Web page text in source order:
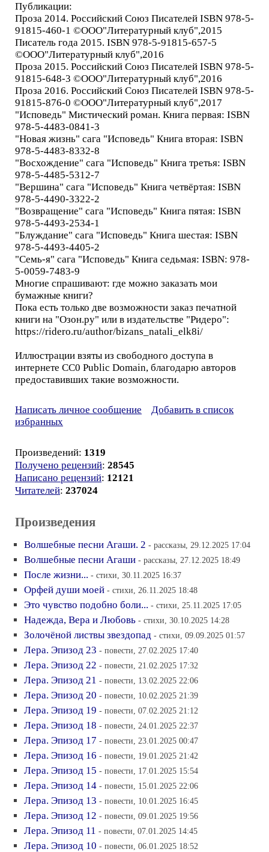
Публикации:
Проза 2014. Российский Союз Писателей ISBN 978-5-
91815-460-1 ©ООО"Литературный клуб",2015
Писатель года 2015. ISBN 978-5-91815-657-5
©ООО"Литературный клуб",2016
Проза 2015. Российский Союз Писателей ISBN 978-5-
91815-648-3 ©ООО"Литературный клуб",2016
Проза 2016. Российский Союз Писателей ISBN 978-5-
91815-876-0 ©ООО"Литературный клуб",2017
"Исповедь" Мистический роман. Книга первая: ISBN
978-5-4483-0841-3
"Новая жизнь" сага "Исповедь" Книга вторая: ISBN
978-5-4483-8332-8
"Восхождение" сага "Исповедь" Книга третья: ISBN
978-5-4485-5312-7
"Вершина" сага "Исповедь" Книга четвёртая: ISBN
978-5-4490-3322-2
"Возвращение" сага "Исповедь" Книга пятая: ISBN
978-5-4493-2534-1
"Блуждание" сага "Исповедь" Книга шестая: ISBN
978-5-4493-4405-2
"Семь-я" сага "Исповедь" Книга седьмая: ISBN: 978-
5-0059-7483-9
Многие спрашивают: где можно заказать мои
бумажные книги?
Пока есть только две возможности заказ печатной
книги на "Озон.ру" или в издательстве "Ридеро":
https://ridero.ru/author/bizans_natali_elk8i/
Иллюстрации взяты из свободного доступа в
интернете CC0 Public Domain, благодарю авторов
предоставивших такие возможности.
Написать личное сообщение
Добавить в список
избранных
Произведений: 1319
Получено рецензий: 28545
Написано рецензий: 12121
Читателей: 237024
Произведения
Волшебные песни Агаши. 2 - рассказы, 29.12.2025 17:04
Волшебные песни Агаши - рассказы, 27.12.2025 18:49
После жизни... - стихи, 30.11.2025 16:37
Орфей души моей - стихи, 26.11.2025 18:48
Это чувство подобно боли... - стихи, 25.11.2025 17:05
Надежда, Вера и Любовь - стихи, 30.10.2025 14:28
Золочёной листвы звездопад - стихи, 09.09.2025 01:57
Лера. Эпизод 23 - повести, 27.02.2025 17:40
Лера. Эпизод 22 - повести, 21.02.2025 17:32
Лера. Эпизод 21 - повести, 13.02.2025 22:06
Лера. Эпизод 20 - повести, 10.02.2025 21:39
Лера. Эпизод 19 - повести, 07.02.2025 21:12
Лера. Эпизод 18 - повести, 24.01.2025 22:37
Лера. Эпизод 17 - повести, 23.01.2025 00:47
Лера. Эпизод 16 - повести, 19.01.2025 21:42
Лера. Эпизод 15 - повести, 17.01.2025 15:54
Лера. Эпизод 14 - повести, 15.01.2025 22:06
Лера. Эпизод 13 - повести, 10.01.2025 16:45
Лера. Эпизод 12 - повести, 09.01.2025 19:56
Лера. Эпизод 11 - повести, 07.01.2025 14:45
Лера. Эпизод 10 - повести, 06.01.2025 18:52